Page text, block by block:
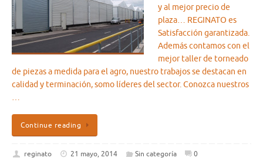
y al mejor precio de
plaza… REGINATO es
Satisfacción garantizada.
Además contamos con el
mejor taller de torneado
de piezas a medida para el agro, nuestro trabajos se destacan en
calidad y terminación, somo líderes del sector. Conozca nuestros
…
Continue reading
reginato 21 mayo, 2014 Sin categoría 0